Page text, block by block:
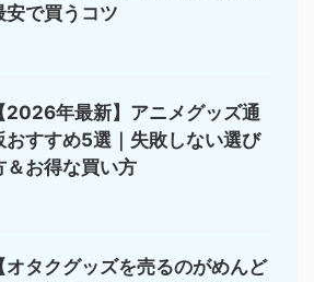
安で買うコツ
【2026年最新】アニメグッズ通
おすすめ5選｜失敗しない選び
＆お得な買い方
【オタクグッズを売るのがめんど